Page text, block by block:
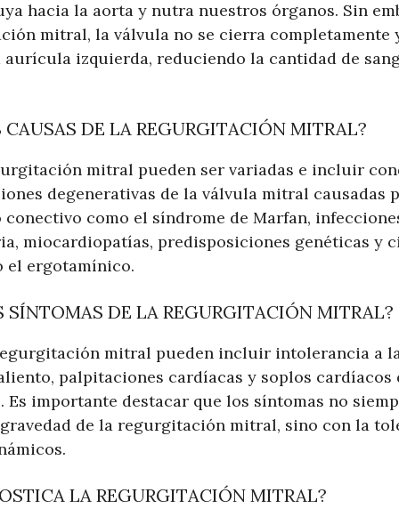
hacia la aorta y nutra nuestros órganos. Sin
mitral, la válvula no se cierra completamente
aurícula izquierda, reduciendo la cantidad de
CAUSAS DE LA REGURGITACIÓN MITRAL?
mitral pueden ser variadas e incluir
degenerativas de la válvula mitral causadas
como el síndrome de Marfan,
miocardiopatías, predisposiciones genéticas y
el ergotamínico.
SÍNTOMAS DE LA REGURGITACIÓN MITRAL?
mitral pueden incluir intolerancia a
palpitaciones cardíacas y soplos cardíacos
Es importante destacar que los síntomas no
de la regurgitación mitral, sino con la
LA REGURGITACIÓN MITRAL?